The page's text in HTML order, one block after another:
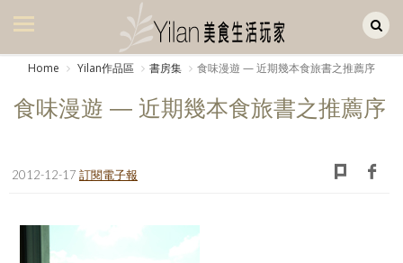
美食集
Home Yilan作品區 書房集 食味漫遊 — 近期幾本食旅書之推薦序
食味漫遊 — 近期幾本食旅書之推薦序
2012-12-17 訂閱電子報